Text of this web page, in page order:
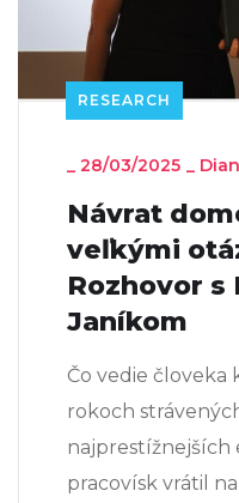
RESEARCH
28/03/2025
Návrat
veľkými
Rozhovor s
Janíkom
Čo vedie človeka
rokoch
najprestížnejších
pracovísk vrátil